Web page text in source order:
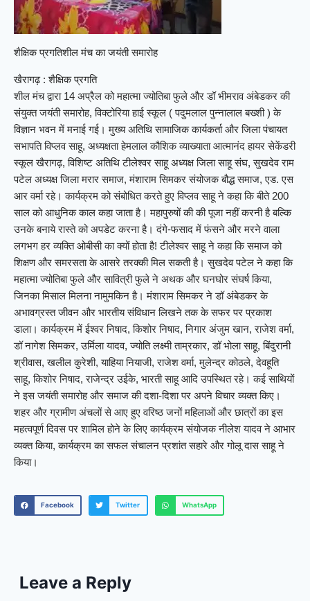
शैक्षिक प्रगतिशील मंच का जयंती समारोह
खैरागढ़ : शैक्षिक प्रगति
शील मंच द्वारा 14 अप्रैल को महात्मा ज्योतिबा फुले और डॉ भीमराव अंबेडकर की
संयुक्त जयंती समारोह, विक्टोरिया हाई स्कूल ( पदुमलाल पुन्नालाल बख्शी ) के
विज्ञान भवन में मनाई गई। मुख्य अतिथि सामाजिक कार्यकर्ता और जिला पंचायत
सभापति विप्लव साहू, अध्यक्षता हेमलाल कौशिक व्याख्याता आत्मानंद हायर सेकेंडरी
स्कूल खैरागढ़, विशिष्ट अतिथि टीलेश्वर साहू अध्यक्ष जिला साहू संघ, सुखदेव राम
पटेल अध्यक्ष जिला मरार समाज, मंशाराम सिमकर संयोजक बौद्ध समाज, एड. एस
आर वर्मा रहे। कार्यक्रम को संबोधित करते हुए विप्लव साहू ने कहा कि बीते 200
साल को आधुनिक काल कहा जाता है। महापुरुषों की की पूजा नहीं करनी है बल्कि
उनके बनाये रास्ते को अपडेट करना है। दंगे-फसाद में फंसने और मरने वाला
लगभग हर व्यक्ति ओबीसी का क्यों होता है! टीलेश्वर साहू ने कहा कि समाज को
शिक्षण और समरसता के आसरे तरक्की मिल सकती है। सुखदेव पटेल ने कहा कि
महात्मा ज्योतिबा फुले और सावित्री फुले ने अथक और घनघोर संघर्ष किया,
जिनका मिसाल मिलना नामुमकिन है। मंशाराम सिमकर ने डॉ अंबेडकर के
अभावग्रस्त जीवन और भारतीय संविधान लिखने तक के सफर पर प्रकाश
डाला। कार्यक्रम में ईश्वर निषाद, किशोर निषाद, निगार अंजुम खान, राजेश वर्मा,
डॉ नागेश सिमकर, उर्मिला यादव, ज्योति लक्ष्मी ताम्रकार, डॉ भोला साहू, बिंदुरानी
श्रीवास, खलील कुरेशी, याहिया नियाजी, राजेश वर्मा, मुलेन्द्र कोठले, देवहूति
साहू, किशोर निषाद, राजेन्द्र उईके, भारती साहू आदि उपस्थित रहे। कई साथियों
ने इस जयंती समारोह और समाज की दशा-दिशा पर अपने विचार व्यक्त किए।
शहर और ग्रामीण अंचलों से आए हुए वरिष्ठ जनों महिलाओं और छात्रों का इस
महत्वपूर्ण दिवस पर शामिल होने के लिए कार्यक्रम संयोजक नीलेश यादव ने आभार
व्यक्त किया, कार्यक्रम का सफल संचालन प्रशांत सहारे और गोलू दास साहू ने
किया।
Facebook Twitter WhatsApp
Leave a Reply